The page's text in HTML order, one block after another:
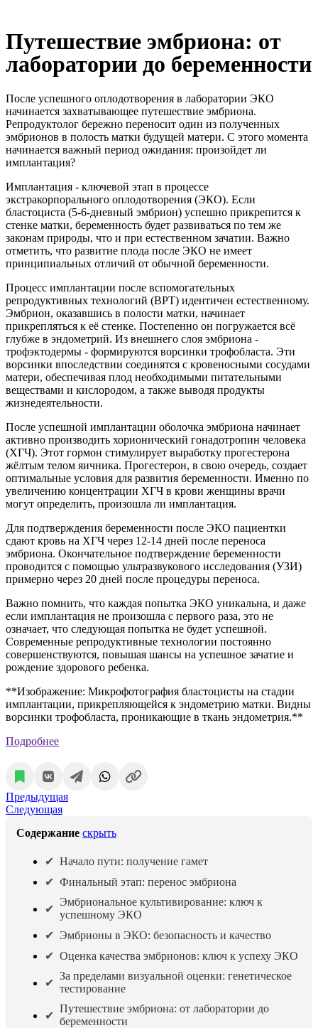
Путешествие эмбриона: от
лаборатории до беременности
После успешного оплодотворения в лаборатории ЭКО
начинается захватывающее путешествие эмбриона.
Репродуктолог бережно переносит один из полученных
эмбрионов в полость матки будущей матери. С этого момента
начинается важный период ожидания: произойдет ли
имплантация?
Имплантация - ключевой этап в процессе
экстракорпорального оплодотворения (ЭКО). Если
бластоциста (5-6-дневный эмбрион) успешно прикрепится к
стенке матки, беременность будет развиваться по тем же
законам природы, что и при естественном зачатии. Важно
отметить, что развитие плода после ЭКО не имеет
принципиальных отличий от обычной беременности.
Процесс имплантации после вспомогательных
репродуктивных технологий (ВРТ) идентичен естественному.
Эмбрион, оказавшись в полости матки, начинает
прикрепляться к её стенке. Постепенно он погружается всё
глубже в эндометрий. Из внешнего слоя эмбриона -
трофэктодермы - формируются ворсинки трофобласта. Эти
ворсинки впоследствии соединятся с кровеносными сосудами
матери, обеспечивая плод необходимыми питательными
веществами и кислородом, а также выводя продукты
жизнедеятельности.
После успешной имплантации оболочка эмбриона начинает
активно производить хорионический гонадотропин человека
(ХГЧ). Этот гормон стимулирует выработку прогестерона
жёлтым телом яичника. Прогестерон, в свою очередь, создает
оптимальные условия для развития беременности. Именно по
увеличению концентрации ХГЧ в крови женщины врачи
могут определить, произошла ли имплантация.
Для подтверждения беременности после ЭКО пациентки
сдают кровь на ХГЧ через 12-14 дней после переноса
эмбриона. Окончательное подтверждение беременности
проводится с помощью ультразвукового исследования (УЗИ)
примерно через 20 дней после процедуры переноса.
Важно помнить, что каждая попытка ЭКО уникальна, и даже
если имплантация не произошла с первого раза, это не
означает, что следующая попытка не будет успешной.
Современные репродуктивные технологии постоянно
совершенствуются, повышая шансы на успешное зачатие и
рождение здорового ребенка.
**Изображение: Микрофотография бластоцисты на стадии
имплантации, прикрепляющейся к эндометрию матки. Видны
ворсинки трофобласта, проникающие в ткань эндометрия.**
Подробнее
Предыдущая
Следующая
Содержание скрыть
Начало пути: получение гамет
Финальный этап: перенос эмбриона
Эмбриональное культивирование: ключ к
успешному ЭКО
Эмбрионы в ЭКО: безопасность и качество
Оценка качества эмбрионов: ключ к успеху ЭКО
За пределами визуальной оценки: генетическое
тестирование
Путешествие эмбриона: от лаборатории до
беременности